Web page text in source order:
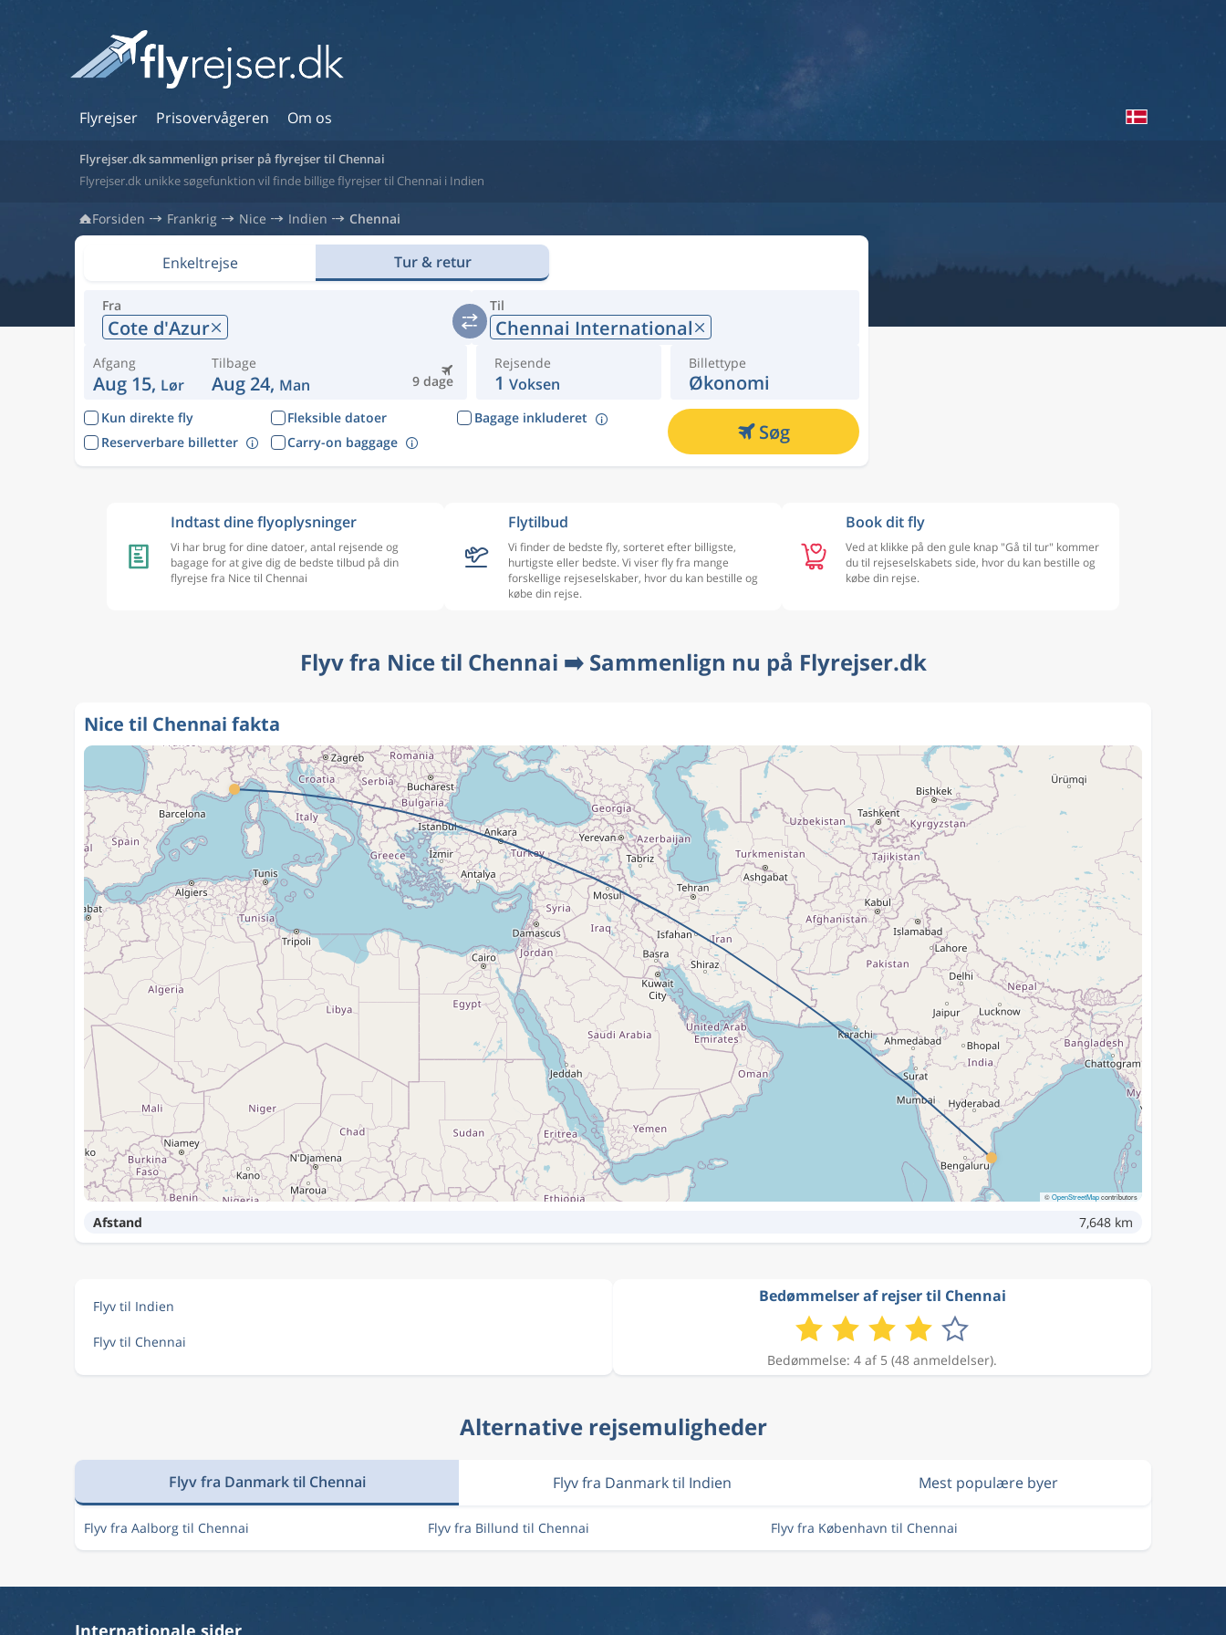
Flyrejser Prisovervågeren Om os
Flyrejser.dk sammenlign priser på flyrejser til Chennai
Flyrejser.dk unikke søgefunktion vil finde billige flyrejser til Chennai i Indien
Forsiden Frankrig Nice Indien Chennai
Enkeltrejse Tur & retur
Fra
Cote d'Azur
Til
Chennai International
Afgang
Aug 15, Lør 9 dage
Tilbage
Aug 24, Man
Rejsende
1 Voksen
Billettype
Økonomi
Kun direkte fly Fleksible datoer
Bagage inkluderet
Reserverbare billetter
Carry-on baggage Søg
Indtast dine flyoplysninger
Vi har brug for dine datoer, antal rejsende og
bagage for at give dig de bedste tilbud på din
flyrejse fra Nice til Chennai
Flytilbud
Vi finder de bedste fly, sorteret efter billigste,
hurtigste eller bedste. Vi viser fly fra mange
forskellige rejseselskaber, hvor du kan bestille og
købe din rejse.
Book dit fly
Ved at klikke på den gule knap "Gå til tur" kommer
du til rejseselskabets side, hvor du kan bestille og
købe din rejse.
Flyv fra Nice til Chennai ➡️ Sammenlign nu på Flyrejser.dk
Nice til Chennai fakta
©OpenStreetMapcontributors
Afstand 7,648 km
Flyv til Indien
Flyv til Chennai
Bedømmelser af rejser til Chennai
Bedømmelse: 4 af 5 (48 anmeldelser).
Alternative rejsemuligheder
Flyv fra Danmark til Chennai Flyv fra Danmark til Indien Mest populære byer
Flyv fra Aalborg til Chennai Flyv fra Billund til Chennai Flyv fra København til Chennai
Internationale sider